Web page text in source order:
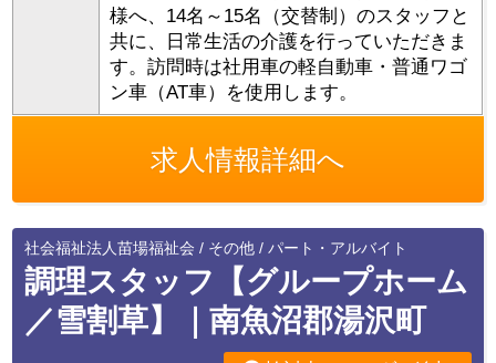
様へ、14名～15名（交替制）のスタッフと
共に、日常生活の介護を行っていただきま
す。訪問時は社用車の軽自動車・普通ワゴ
ン車（AT車）を使用します。
求人情報詳細へ
社会福祉法人苗場福祉会 / その他 / パート・アルバイト
調理スタッフ【グループホーム
／雪割草】｜南魚沼郡湯沢町